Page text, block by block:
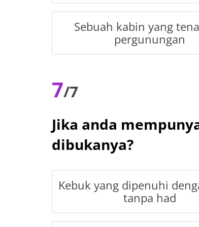
Sebuah kabin yang
pergunungan
7/7
Jika anda
dibukanya?
Kebuk yang dipenuhi
tanpa had